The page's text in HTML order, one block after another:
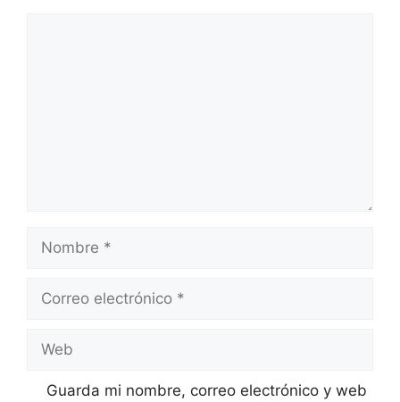
electrónico
Guarda mi nombre, correo electrónico y web